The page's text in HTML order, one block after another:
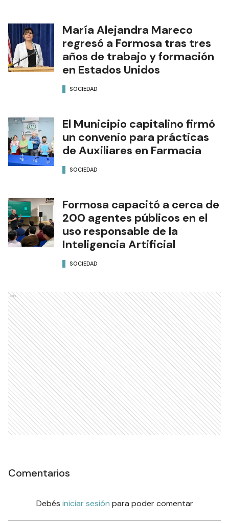
María Alejandra Mareco
regresó a Formosa tras tres
años de trabajo y formación
en Estados Unidos
SOCIEDAD
El Municipio capitalino firmó
un convenio para prácticas
de Auxiliares en Farmacia
SOCIEDAD
Formosa capacitó a cerca de
200 agentes públicos en el
uso responsable de la
Inteligencia Artificial
SOCIEDAD
Ads
Comentarios
Debés iniciar sesión para poder comentar